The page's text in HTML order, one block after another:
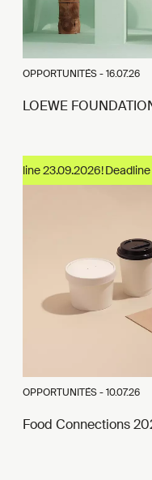
OPPORTUNITÉS -16.07.26
LOEWE
23.09.2026!
OPPORTUNITÉS -10.07.26
Food Connections